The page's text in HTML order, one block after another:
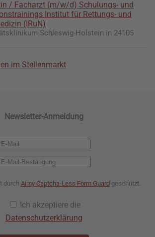
/ Facharzt (m/w/d) Schulungs- und
Institut für Rettungs- und
(IRuN)
Schleswig-Holstein in 24105
im Stellenmarkt
Newsletter-Anmeldung
durch Aimy Captcha-Less Form Guard geschützt.
Ich akzeptiere die
Datenschutzerklärung